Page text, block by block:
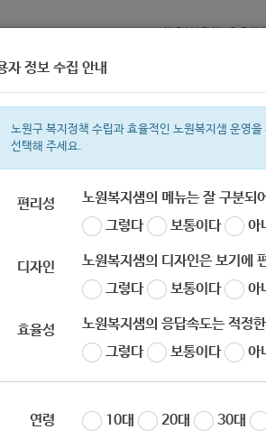
복지정보 복지서비스
복지관 지원금 ìº 이용시설 성
자 정보 수집 안내
노원구 복지정책 수립과 효율적인 노원복지샘 운영
선택해 주세요.
편리성
노원복지샘의 메뉴는 잘 구분되
그렇다
보통이다 아
디자인
노원복지샘의 디자인은 보기에
그렇다
보통이다 아
효율성
노원복지샘의 응답속도는 적정
그렇다
보통이다 아
연령 10대 20대 30대
지침 작성자 노원 복지샘 작성